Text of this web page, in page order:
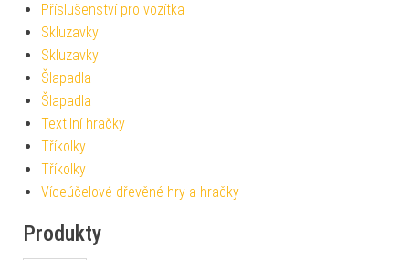
Příslušenství pro vozítka
Skluzavky
Skluzavky
Šlapadla
Šlapadla
Textilní hračky
Tříkolky
Tříkolky
Víceúčelové dřevěné hry a hračky
Produkty